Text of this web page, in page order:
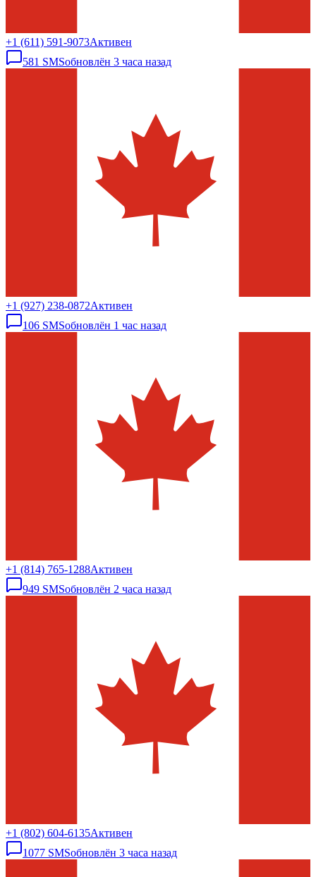
+1 (611) 591-9073Активен
581 SMSобновлён 3 часа назад
+1 (927) 238-0872Активен
106 SMSобновлён 1 час назад
+1 (814) 765-1288Активен
949 SMSобновлён 2 часа назад
+1 (802) 604-6135Активен
1077 SMSобновлён 3 часа назад